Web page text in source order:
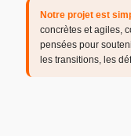
Notre projet est
concrètes et agiles,
pensées pour
les transitions, les